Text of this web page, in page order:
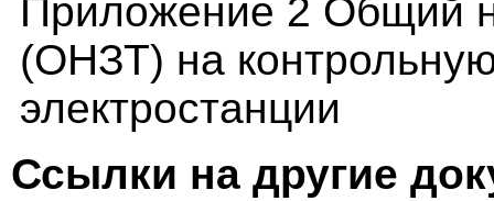
Приложение 2 Общий
(ОНЗТ) на
электростанции
Ссылки на другие